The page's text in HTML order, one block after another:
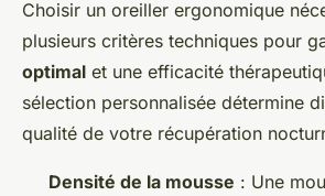
Choisir un oreiller ergonomique
plusieurs critères techniques pour
optimal et une efficacité
sélection personnalisée détermine
qualité de votre récupération
Densité de la mousse : Une